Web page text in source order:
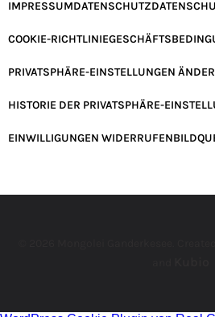
IMPRESSUMDATENSCHUTZ
COOKIE-RICHTLINIE
PRIVATSPHÄRE-EINSTELLUNGEN
HISTORIE DER PRIVATSPHÄRE-
EINWILLIGUNGEN WIDERRUFEN